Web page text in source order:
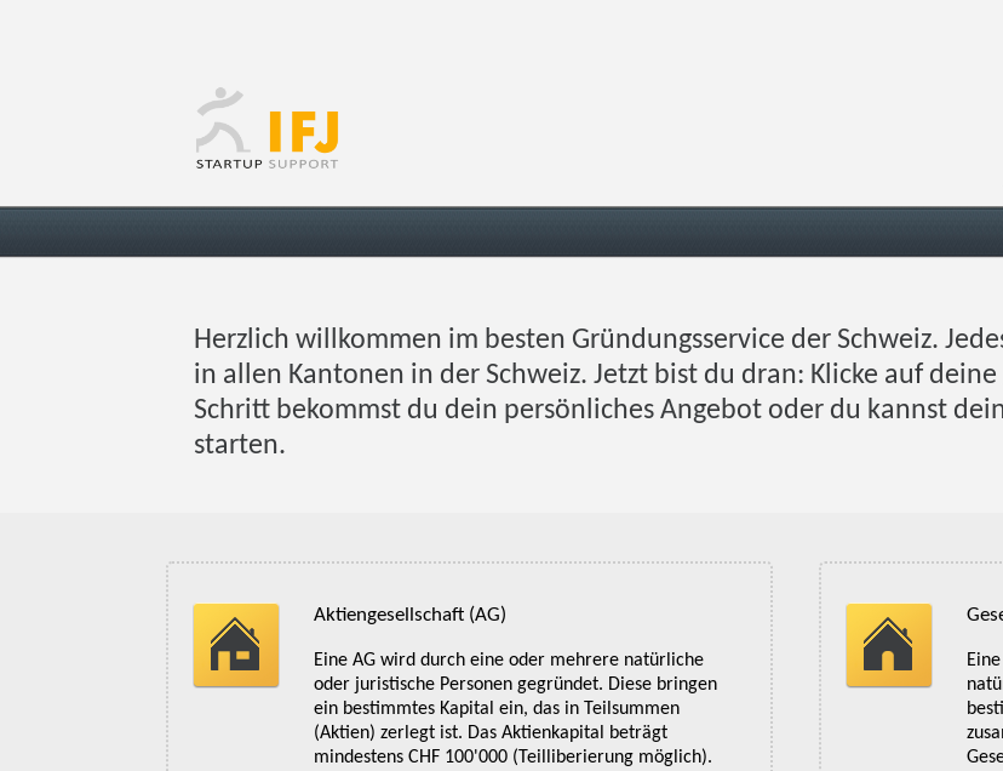
Herzlich willkommen im besten Gründungsservice der Schweiz.
in allen Kantonen in der Schweiz. Jetzt bist du dran: Klicke auf
Schritt bekommst du dein persönliches Angebot oder du kannst
starten.
Aktiengesellschaft (AG)
Eine AG wird durch eine oder mehrere natürliche
oder juristische Personen gegründet. Diese bringen
ein bestimmtes Kapital ein, das in Teilsummen
(Aktien) zerlegt ist. Das Aktienkapital beträgt
mindestens CHF 100'000 (Teilliberierung möglich).